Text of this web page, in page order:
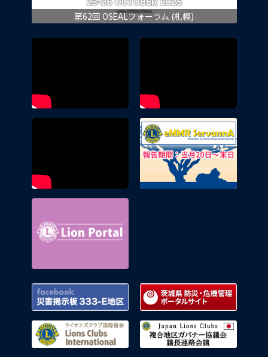
第62回 OSEALフォーラム (札幌)
Facebook 災害掲示板 333-E地区
ライオンズクラブ国際協会